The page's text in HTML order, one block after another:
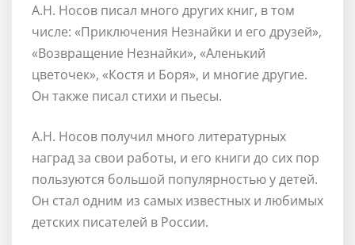
А.Н. Носов писал много других книг, в том
числе: «Приключения Незнайки и его друзей»,
«Возвращение Незнайки», «Аленький
цветочек», «Костя и Боря», и многие другие.
Он также писал стихи и пьесы.
А.Н. Носов получил много литературных
наград за свои работы, и его книги до сих пор
пользуются большой популярностью у детей.
Он стал одним из самых известных и любимых
детских писателей в России.